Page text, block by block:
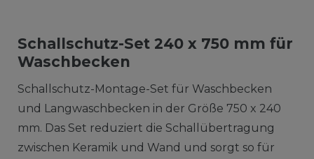
Schallschutz-Set 240 x 750 mm für
Waschbecken
Schallschutz-Montage-Set für Waschbecken
und Langwaschbecken in der Größe 750 x 240
mm. Das Set reduziert die Schallübertragung
zwischen Keramik und Wand und sorgt so für